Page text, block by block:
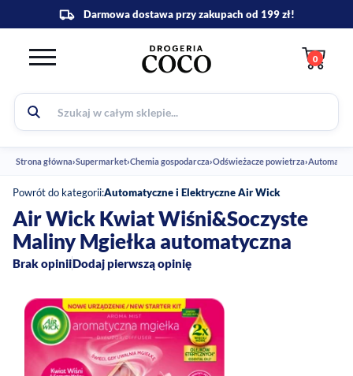
0
Strona główna›Supermarket›Chemia gospodarcza›Odświeżacze powietrza›
Powrót do kategorii:Automatyczne i Elektryczne Air Wick
Air Wick Kwiat Wiśni&Soczyste
Maliny Mgiełka automatyczna
Brak opiniiDodaj pierwszą opinię